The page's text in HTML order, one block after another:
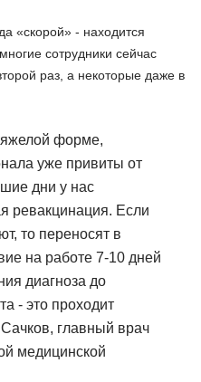
«скорой» - находится
сотрудники сейчас
раз, а некоторые даже в
форме,
уже привиты от
дни у нас
ревакцинация. Если
то переносят в
на работе 7-10 дней
диагноза до
- это проходит
главный врач
медицинской